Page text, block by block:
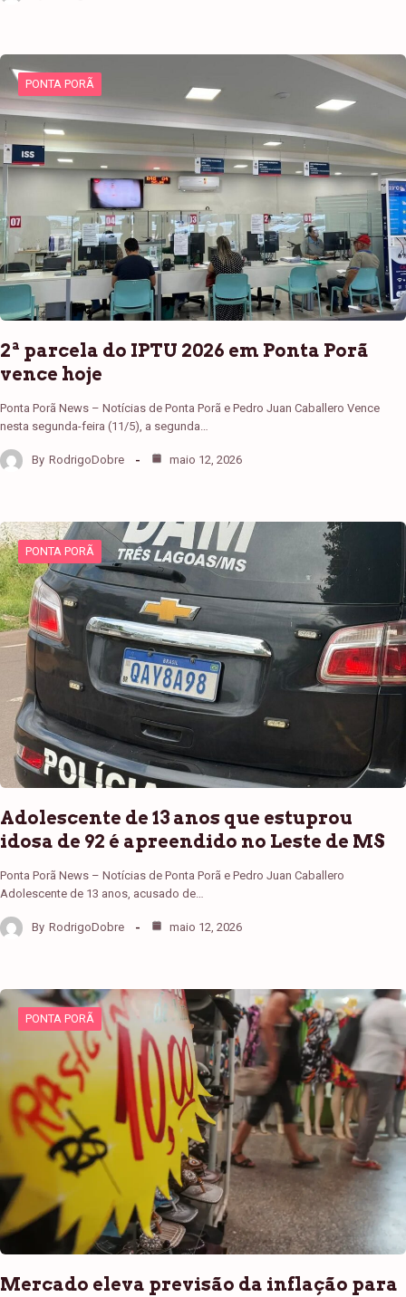
PONTA PORÃ
2ª parcela do IPTU 2026 em Ponta Porã
vence hoje
Ponta Porã News – Notícias de Ponta Porã e Pedro Juan Caballero Vence
nesta segunda-feira (11/5), a segunda…
By RodrigoDobre maio 12, 2026
PONTA PORÃ
Adolescente de 13 anos que estuprou
idosa de 92 é apreendido no Leste de MS
Ponta Porã News – Notícias de Ponta Porã e Pedro Juan Caballero
Adolescente de 13 anos, acusado de…
By RodrigoDobre maio 12, 2026
PONTA PORÃ
Mercado eleva previsão da inflação para